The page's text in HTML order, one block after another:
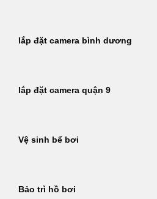
lắp đặt camera bình dương
lắp đặt camera quận 9
Vệ sinh bể bơi
Bảo trì hồ bơi